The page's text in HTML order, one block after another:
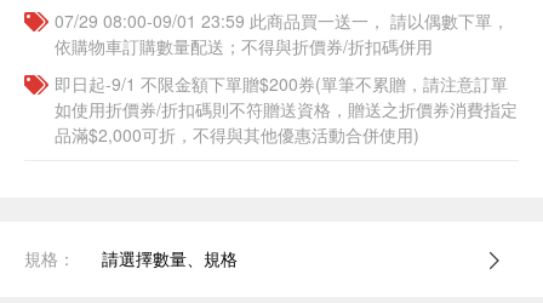
07/29 08:00-09/01 23:59 此商品買一送一， 請以偶數下單，
依購物車訂購數量配送；不得與折價券/折扣碼併用
即日起-9/1 不限金額下單贈$200券(單筆不累贈，請注意訂單
如使用折價券/折扣碼則不符贈送資格，贈送之折價券消費指定
品滿$2,000可折，不得與其他優惠活動合併使用)
規格： 請選擇數量、規格